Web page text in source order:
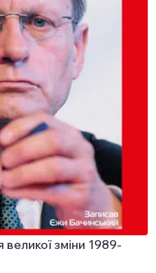
великої зміни 1989-